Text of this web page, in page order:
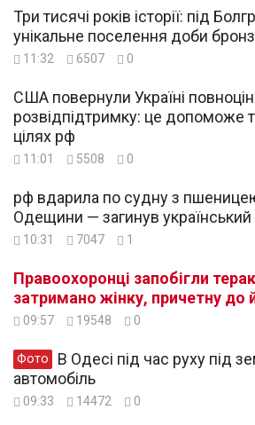
Три тисячі років історії: під
унікальне поселення доби
11:32 6507 0
США повернули Україні
розвідпідтримку: це допоможе
цілях рф
11:01 5508 0
рф вдарила по судну з пшеницею
Одещини — загинув
10:31 7047 1
Правоохоронці запобігли
затримано жінку, причетну до
09:57 19548 0
Фото
автомобіль
09:33 14472 0